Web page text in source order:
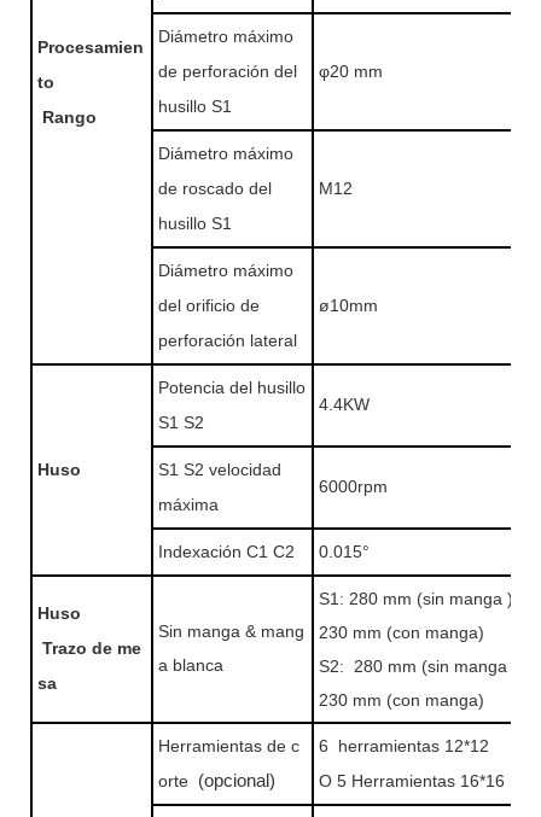
Procesamien
to
Rango
Diámetro máximo
de perforación del
husillo S1
φ20 mm
Diámetro máximo
de roscado del
husillo S1
M12
Diámetro máximo
del orificio de
perforación lateral
ø10mm
Huso
Potencia del husillo
S1 S2
4.4KW
S1 S2 velocidad
máxima
6000rpm
Indexación C1 C2 0.015°
Huso
Trazo de me
sa
Sin manga & mang
a blanca
S1: 280 mm (sin manga )
230 mm (con manga)
S2:
280 mm (sin manga
230 mm (con manga)
Herramientas de c
orte (opcional)
6 herramientas 12*12
O 5 Herramientas 16*16